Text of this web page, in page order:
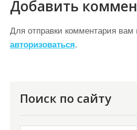
а
ц
и
Добавить
Для отправки комментария вам
авторизоваться.
Поиск по сайту